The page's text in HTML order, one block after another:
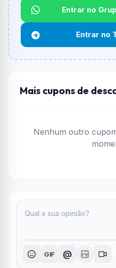
Funciona em qualquer
Não necessariamente.
e alguns vendedores ou
não aceitar cupons.
Entrar no
Entrar no
Mais cupons de
Nenhum outro
GIF @